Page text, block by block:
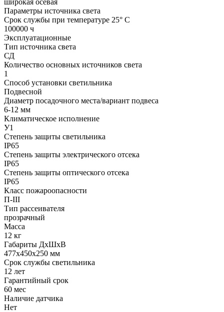
Параметры источника света
Срок службы при температуре 25° С
100000 ч
Эксплуатационные
Тип источника света
СД
Количество основных источников света
1
Способ установки светильника
Подвесной
Диаметр посадочного места/вариант подвеса
6-12 мм
Климатическое исполнение
У1
Степень защиты светильника
IP65
Степень защиты электрического отсека
IP65
Степень защиты оптического отсека
IP65
Класс пожароопасности
П-III
Тип рассеивателя
прозрачный
Масса
12 кг
Габариты ДхШхВ
477x450x250 мм
Срок службы светильника
12 лет
Гарантийный срок
60 мес
Наличие датчика
Нет